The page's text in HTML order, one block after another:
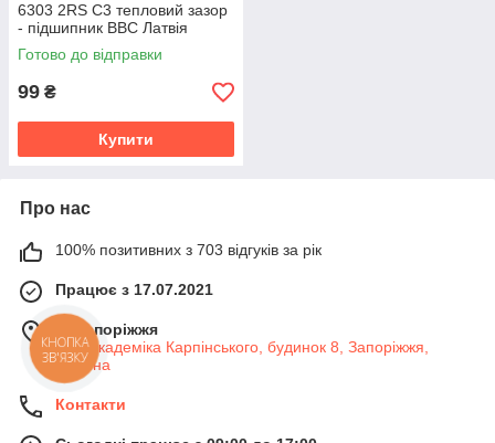
6303 2RS C3 тепловий зазор
- підшипник BBC Латвія
Готово до відправки
99 ₴
Купити
Про нас
100% позитивних з 703 відгуків за рік
Працює з 17.07.2021
м. Запоріжжя
вул. Академіка Карпінського, будинок 8, Запоріжжя,
Україна
Контакти
КНОПКА
ЗВ'ЯЗКУ